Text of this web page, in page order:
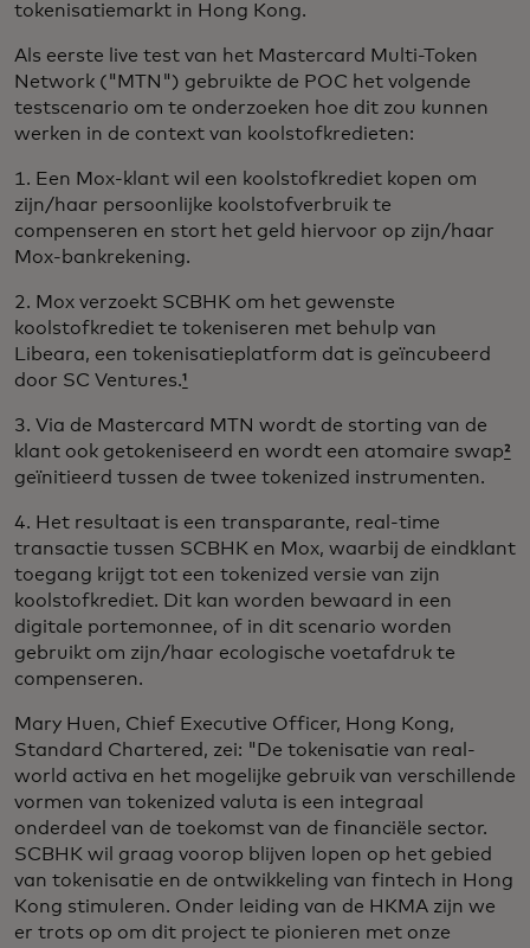
tokenisatiemarkt in Hong Kong.
Als eerste live test van het Mastercard Multi-Token
Network ("MTN") gebruikte de POC het volgende
testscenario om te onderzoeken hoe dit zou kunnen
werken in de context van koolstofkredieten:
1. Een Mox-klant wil een koolstofkrediet kopen om
zijn/haar persoonlijke koolstofverbruik te
compenseren en stort het geld hiervoor op zijn/haar
Mox-bankrekening.
2. Mox verzoekt SCBHK om het gewenste
koolstofkrediet te tokeniseren met behulp van
Libeara, een tokenisatieplatform dat is geïncubeerd
door SC Ventures.¹
3. Via de Mastercard MTN wordt de storting van de
klant ook getokeniseerd en wordt een atomaire swap²
geïnitieerd tussen de twee tokenized instrumenten.
4. Het resultaat is een transparante, real-time
transactie tussen SCBHK en Mox, waarbij de eindklant
toegang krijgt tot een tokenized versie van zijn
koolstofkrediet. Dit kan worden bewaard in een
digitale portemonnee, of in dit scenario worden
gebruikt om zijn/haar ecologische voetafdruk te
compenseren.
Mary Huen, Chief Executive Officer, Hong Kong,
Standard Chartered, zei: "De tokenisatie van real-
world activa en het mogelijke gebruik van verschillende
vormen van tokenized valuta is een integraal
onderdeel van de toekomst van de financiële sector.
SCBHK wil graag voorop blijven lopen op het gebied
van tokenisatie en de ontwikkeling van fintech in Hong
Kong stimuleren. Onder leiding van de HKMA zijn we
er trots op om dit project te pionieren met onze